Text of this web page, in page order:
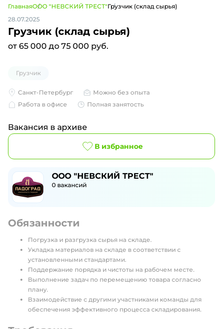
ГлавнаяООО "НЕВСКИЙ ТРЕСТ"Грузчик (склад сырья)
28.07.2025
Грузчик (склад сырья)
от 65 000 до 75 000 руб.
Грузчик
Санкт-Петербург
Можно без опыта
Работа в офисе
Полная занятость
Вакансия в архиве
В избранное
ООО "НЕВСКИЙ ТРЕСТ"
0 вакансий
Обязанности
Погрузка и разгрузка сырья на складе.
Укладка материалов на складе в соответствии с
установленными стандартами.
Поддержание порядка и чистоты на рабочем месте.
Выполнение задач по перемещению товара согласно
плану.
Взаимодействие с другими участниками команды для
обеспечения эффективного процесса складирования.